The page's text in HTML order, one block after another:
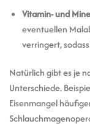
Vitamin- und
eventuellen
verringert,
Natürlich gibt es je
Unterschiede.
Eisenmangel